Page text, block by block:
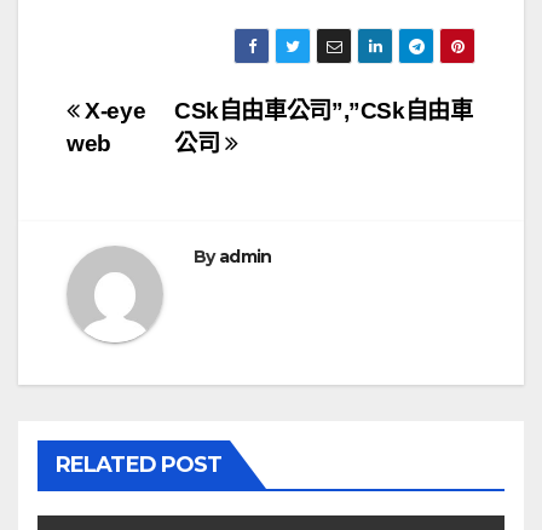
文
覽
CSk自由車公司”,”CSk自由車
公司
X-eye
web
Byadmin
RELATED POST